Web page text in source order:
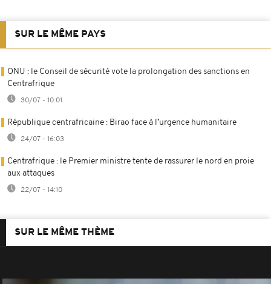
SUR LE MÊME PAYS
ONU : le Conseil de sécurité vote la prolongation des sanctions en
Centrafrique
30/07 - 10:01
République centrafricaine : Birao face à l’urgence humanitaire
24/07 - 16:03
Centrafrique : le Premier ministre tente de rassurer le nord en proie
aux attaques
22/07 - 14:10
SUR LE MÊME THÈME